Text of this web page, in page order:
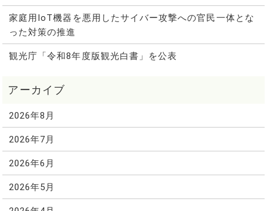
家庭用IoT機器を悪用したサイバー攻撃への官民一体とな
った対策の推進
観光庁「令和8年度版観光白書」を公表
2026年8月
2026年7月
2026年6月
2026年5月